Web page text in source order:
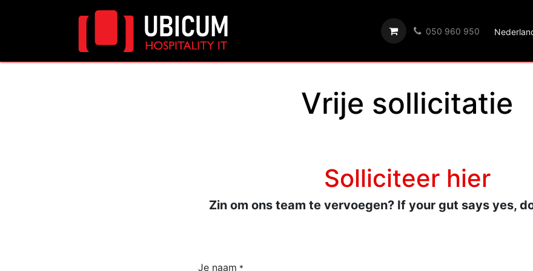
Wie we zijn Algemene Voorwaarden
050 960 950
Vrije sollicitatie
Solliciteer hier
Zin om ons team te vervoegen? If your gut says yes,
Je naam *